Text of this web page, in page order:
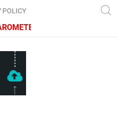
POLICY
JAWA BARAT